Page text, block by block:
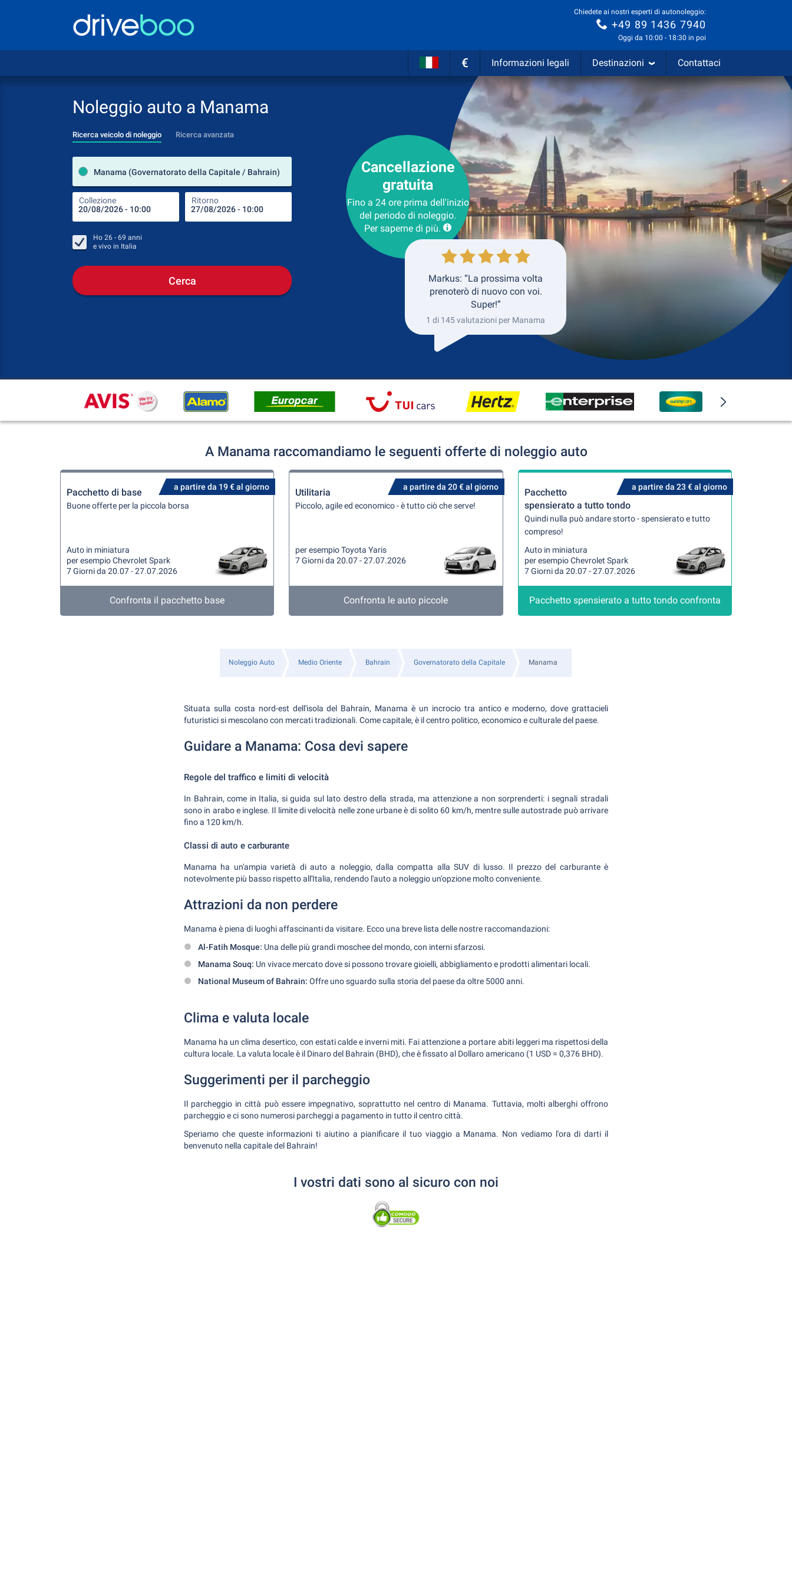
Chiedete ai nostri esperti di autonoleggio:
+49 89 1436 7940
Oggi da 10:00 - 18:30 in poi
€ Informazioni legali Destinazioni Contattaci
Noleggio auto a Manama
Ricerca veicolo di noleggio Ricerca avanzata
Manama (Governatorato della Capitale / Bahrain)
Collezione Ritorno
Luogo del noleggio
Luogo di ritorno
Ritorno
Ho 26 - 69 anni
e vivo in Italia
Cerca
Cancellazione
gratuita
Fino a 24 ore prima dell'inizio
del periodo di noleggio.
Per saperne di più.
Markus: “La prossima volta
prenoterò di nuovo con voi.
Super!”
1 di 145 valutazioni per Manama
A Manama raccomandiamo le seguenti offerte di noleggio auto
a partire da 19 € al giorno
Pacchetto di base
Buone offerte per la piccola borsa
Auto in miniatura
per esempio Chevrolet Spark
7 Giorni da 20.07 - 27.07.2026
Confronta il pacchetto base
a partire da 20 € al giorno
Utilitaria
Piccolo, agile ed economico - è tutto ciò che serve!
per esempio Toyota Yaris
7 Giorni da 20.07 - 27.07.2026
Confronta le auto piccole
a partire da 23 € al giorno
Pacchetto
spensierato a tutto tondo
Quindi nulla può andare storto - spensierato e tutto
compreso!
Auto in miniatura
per esempio Chevrolet Spark
7 Giorni da 20.07 - 27.07.2026
Pacchetto spensierato a tutto tondo confronta
Noleggio Auto Medio Oriente Bahrain Governatorato della Capitale Manama
Situata sulla costa nord-est dell'isola del Bahrain, Manama è un incrocio tra antico e moderno, dove grattacieli
futuristici si mescolano con mercati tradizionali. Come capitale, è il centro politico, economico e culturale del paese.
Guidare a Manama: Cosa devi sapere
Regole del traffico e limiti di velocità
In Bahrain, come in Italia, si guida sul lato destro della strada, ma attenzione a non sorprenderti: i segnali stradali
sono in arabo e inglese. Il limite di velocità nelle zone urbane è di solito 60 km/h, mentre sulle autostrade può arrivare
fino a 120 km/h.
Classi di auto e carburante
Manama ha un'ampia varietà di auto a noleggio, dalla compatta alla SUV di lusso. Il prezzo del carburante è
notevolmente più basso rispetto all'Italia, rendendo l'auto a noleggio un'opzione molto conveniente.
Attrazioni da non perdere
Manama è piena di luoghi affascinanti da visitare. Ecco una breve lista delle nostre raccomandazioni:
Al-Fatih Mosque: Una delle più grandi moschee del mondo, con interni sfarzosi.
Manama Souq: Un vivace mercato dove si possono trovare gioielli, abbigliamento e prodotti alimentari locali.
National Museum of Bahrain: Offre uno sguardo sulla storia del paese da oltre 5000 anni.
Clima e valuta locale
Manama ha un clima desertico, con estati calde e inverni miti. Fai attenzione a portare abiti leggeri ma rispettosi della
cultura locale. La valuta locale è il Dinaro del Bahrain (BHD), che è fissato al Dollaro americano (1 USD = 0,376 BHD).
Suggerimenti per il parcheggio
Il parcheggio in città può essere impegnativo, soprattutto nel centro di Manama. Tuttavia, molti alberghi offrono
parcheggio e ci sono numerosi parcheggi a pagamento in tutto il centro città.
Speriamo che queste informazioni ti aiutino a pianificare il tuo viaggio a Manama. Non vediamo l'ora di darti il
benvenuto nella capitale del Bahrain!
I vostri dati sono al sicuro con noi